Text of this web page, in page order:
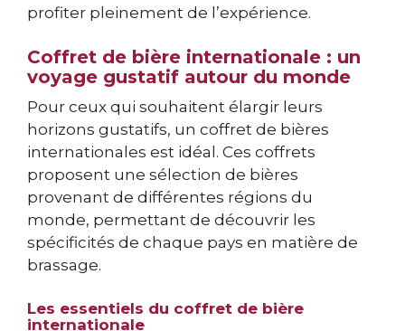
profiter pleinement de l’expérience.
Coffret de bière internationale : un
voyage gustatif autour du monde
Pour ceux qui souhaitent élargir leurs
horizons gustatifs, un coffret de bières
internationales est idéal. Ces coffrets
proposent une sélection de bières
provenant de différentes régions du
monde, permettant de découvrir les
spécificités de chaque pays en matière de
brassage.
Les essentiels du coffret de bière
internationale